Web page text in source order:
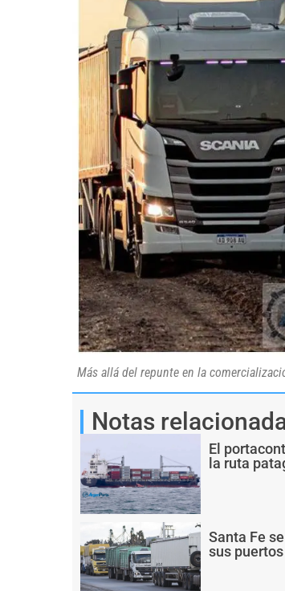
Más allá del repunte en la
Notas
El
la ruta
Santa Fe
sus puertos